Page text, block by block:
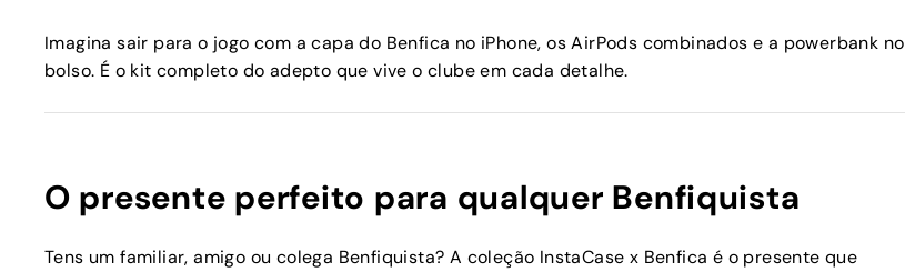
Imagina sair para o jogo com a capa do Benfica no iPhone, os AirPods combinados e a powerbank no
bolso. É o kit completo do adepto que vive o clube em cada detalhe.
O presente perfeito para qualquer Benfiquista
Tens um familiar, amigo ou colega Benfiquista? A coleção InstaCase x Benfica é o presente que